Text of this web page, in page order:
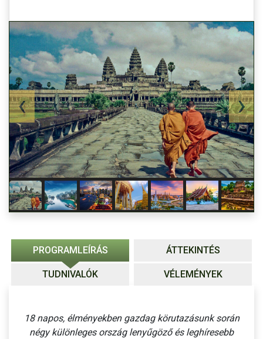
PROGRAMLEÍRÁS ÁTTEKINTÉS
TUDNIVALÓK VÉLEMÉNYEK
18 napos, élményekben gazdag körutazásunk során
négy különleges ország lenyűgöző és leghíresebb